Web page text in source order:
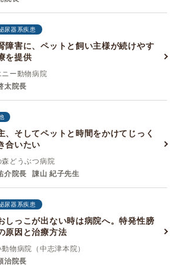
尿器系疾患
障害に、ペットと飼い主様が続けやす
を提供
ニー動物病院
太院長
、そしてペットと時間をかけてじっく
合いたい
森どうぶつ病院
介院長
諌山 紀子先生
尿器系疾患
しっこが出ない時は病院へ。特発性膀
原因と治療方法
動物病院（中志津本院）
治院長